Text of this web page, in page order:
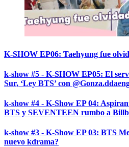
K-SHOW EP06: Taehyung fue
k-show #5 - K-SHOW EP05: El
Sur, ‘Ley BTS’ con
k-show #4 - K-Show EP 04:
BTS y SEVENTEEN rumbo a
k-show #3 - K-Show EP 03: BTS
nuevo kdrama?